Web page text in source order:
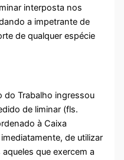
interposta nos
a impetrante de
de qualquer espécie
do Trabalho ingressou
de liminar (fls.
à Caixa
de utilizar
que exercem a